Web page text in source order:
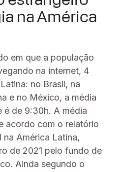
na América
em que a população
na internet, 4
no Brasil, na
e no México, a média
é de 9:30h. A média
acordo com o relatório
América Latina,
de 2021 pelo fundo de
Ainda segundo o